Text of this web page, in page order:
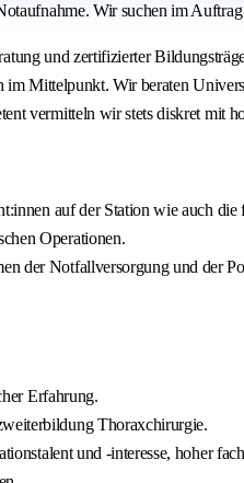
Wir suchen im
und zertifizierter
im Mittelpunkt. Wir beraten
vermitteln wir stets diskret
auf der Station wie auch
Operationen.
der Notfallversorgung und der
Erfahrung.
Thoraxchirurgie.
und -interesse, hoher